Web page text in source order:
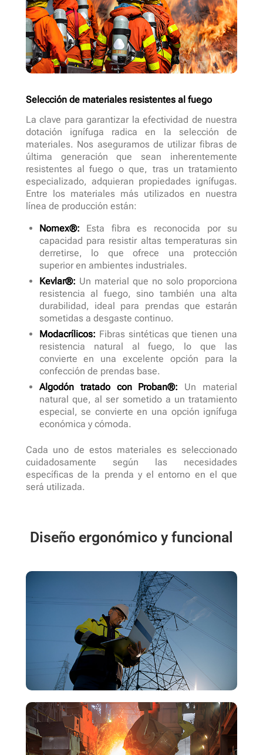
Selección de materiales resistentes al fuego
La clave para garantizar la efectividad de nuestra
dotación ignífuga radica en la selección de
materiales. Nos aseguramos de utilizar fibras de
última generación que sean inherentemente
resistentes al fuego o que, tras un tratamiento
especializado, adquieran propiedades ignífugas.
Entre los materiales más utilizados en nuestra
línea de producción están:
Nomex®: Esta fibra es reconocida por su
capacidad para resistir altas temperaturas sin
derretirse, lo que ofrece una protección
superior en ambientes industriales.
Kevlar®: Un material que no solo proporciona
resistencia al fuego, sino también una alta
durabilidad, ideal para prendas que estarán
sometidas a desgaste continuo.
Modacrílicos: Fibras sintéticas que tienen una
resistencia natural al fuego, lo que las
convierte en una excelente opción para la
confección de prendas base.
Algodón tratado con Proban®: Un material
natural que, al ser sometido a un tratamiento
especial, se convierte en una opción ignífuga
económica y cómoda.
Cada uno de estos materiales es seleccionado
cuidadosamente según las necesidades
específicas de la prenda y el entorno en el que
será utilizada.
Diseño ergonómico y funcional